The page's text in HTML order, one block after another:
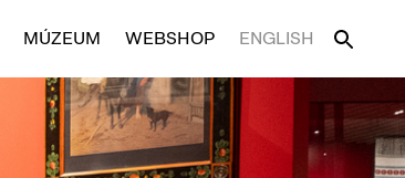
MÚZEUM WEBSHOP ENGLISH